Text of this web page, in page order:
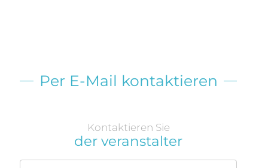
Per E-Mail kontaktieren
Kontaktieren Sie
der veranstalter